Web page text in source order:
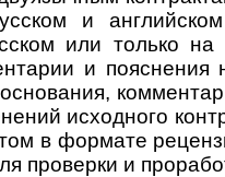
и
или только
и
исходного
в формате
проверки и